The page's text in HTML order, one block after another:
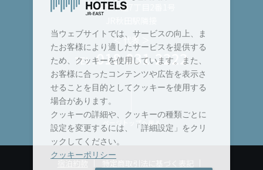
秋田市中通7丁目2番1号
＜ 代表 ＞
TEL :018-831-2222
ページトップへ戻る
当ウェブサイトでは、サービスの向上、ま
たお客様により適したサービスを提供する
ため、クッキーを使用しています。また、
お客様に合ったコンテンツや広告を表示さ
せることを目的としてクッキーを使用する
場合があります。
クッキーの詳細や、クッキーの種類ごとに
設定を変更するには、「詳細設定」をクリ
ックしてください。
クッキーポリシー